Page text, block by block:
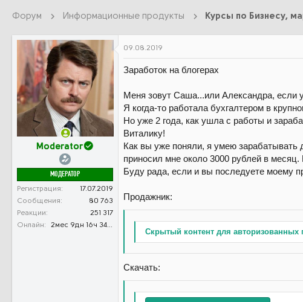
о
а
а
ч
а
а
Форум Информационные продукты
Moderator
МОДЕРАТОР
Регистрация
17.07.2019
Сообщения
80 763
Реакции
251 317
Онлайн
2мес 9дн 16ч 34м 50с
09.08.2019
Заработок на блогерах
Меня зовут Саша...или Александра, если
Я когда-то работала бухгалтером в
Но уже 2 года, как ушла с работы и
Виталику!
Как вы уже поняли, я умею зарабатывать
приносил мне около 3000 рублей в
Буду рада, если и вы последуете моему
Продажник:
Скрытый контент для авторизованных
Скачать: